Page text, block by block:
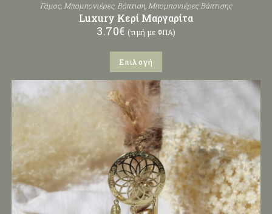
Γάμος,Μπομπονιέρες,Βάπτιση,Μπομπονιέρες Βάπτισης
Luxury Κερί Μαργαρίτα
3.70€ (τιμή με ΦΠΑ)
Επιλογή